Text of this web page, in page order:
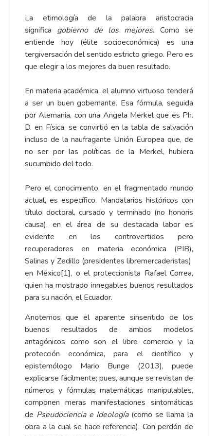
La etimología de la palabra aristocracia
significa gobierno de los mejores. Como se
entiende hoy (élite socioeconómica) es una
tergiversación del sentido estricto griego. Pero es
que elegir a los mejores da buen resultado.
En materia académica, el alumno virtuoso tenderá
a ser un buen gobernante. Esa fórmula, seguida
por Alemania, con una Angela Merkel que es Ph.
D. en Física, se convirtió en la tabla de salvación
incluso de la naufragante Unión Europea que, de
no ser por las políticas de la Merkel, hubiera
sucumbido del todo.
Pero el conocimiento, en el fragmentado mundo
actual, es específico. Mandatarios históricos con
título doctoral, cursado y terminado (no honoris
causa), en el área de su destacada labor es
evidente en los controvertidos pero
recuperadores en materia económica (PIB),
Salinas y Zedillo (presidentes libremercaderistas)
en México[1], o el proteccionista Rafael Correa,
quien ha mostrado innegables buenos resultados
para su nación, el Ecuador.
Anotemos que el aparente sinsentido de los
buenos resultados de ambos modelos
antagónicos como son el libre comercio y la
protección económica, para el científico y
epistemólogo Mario Bunge (2013), puede
explicarse fácilmente; pues, aunque se revistan de
números y fórmulas matemáticas manipulables,
componen meras manifestaciones sintomáticas
de Pseudociencia e Ideología(como se llama la
obra a la cual se hace referencia). Con perdón de